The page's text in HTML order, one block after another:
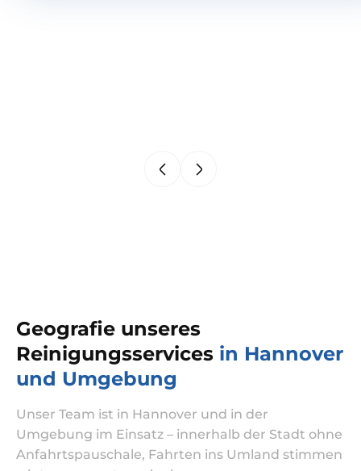
Geografie unseres
Reinigungsservices in Hannover
und Umgebung
Unser Team ist in Hannover und in der
Umgebung im Einsatz – innerhalb der Stadt ohne
Anfahrtspauschale, Fahrten ins Umland stimmen